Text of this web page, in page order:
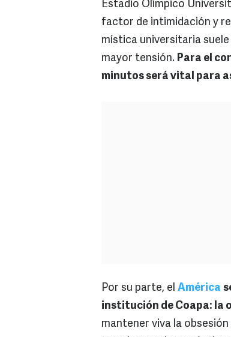
Estadio Olímpico
factor de intimidación y
mística universitaria
mayor tensión. Para el
minutos será vital para
Por su parte, el América
institución de Coapa: la
mantener viva la